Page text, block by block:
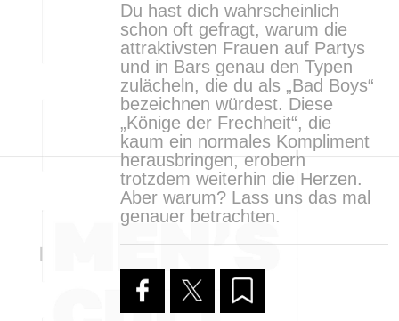
Du hast dich wahrscheinlich
schon oft gefragt, warum die
attraktivsten Frauen auf Partys
und in Bars genau den Typen
zulächeln, die du als „Bad Boys“
bezeichnen würdest. Diese
„Könige der Frechheit“, die
kaum ein normales Kompliment
herausbringen, erobern
trotzdem weiterhin die Herzen.
Aber warum? Lass uns das mal
genauer betrachten.